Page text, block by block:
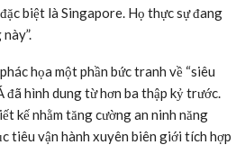
biệt là Singapore. Họ thực sự đang
họa một phần bức tranh về “siêu
đã hình dung từ hơn ba thập kỷ trước.
kế nhằm tăng cường an ninh năng
tiêu vận hành xuyên biên giới tích hợp